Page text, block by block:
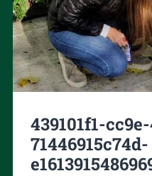
439101f1-
71446915c74d-